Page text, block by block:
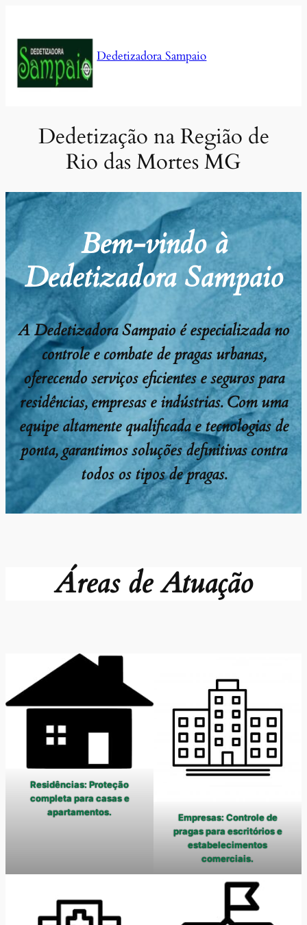
conteúdo
Dedetizadora Sampaio
Dedetização na Região de
Rio das Mortes MG
Bem-vindo à
Dedetizadora Sampaio
A Dedetizadora Sampaio é especializada no
controle e combate de pragas urbanas,
oferecendo serviços eficientes e seguros para
residências, empresas e indústrias. Com uma
equipe altamente qualificada e tecnologias de
ponta, garantimos soluções definitivas contra
todos os tipos de pragas.
Áreas de Atuação
Residências: Proteção
completa para casas e
apartamentos.
Empresas: Controle de
pragas para escritórios e
estabelecimentos
comerciais.